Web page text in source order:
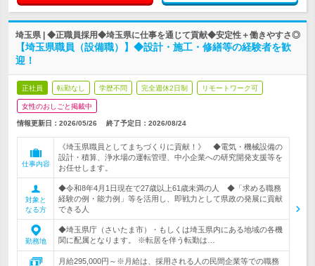
埼玉県 | ◆正職員採用◆埼玉県に仕事を通じて貢献◆安定性＋働きやすさ◎
【埼玉県職員（設備職）】◆設計・施工・修繕等の経験者を歓
迎！
正社員 転勤なし 学歴不問 完全週休2日制 リモートワーク可
女性のおしごと掲載中
情報更新日：2026/05/26 終了予定日： 2026/08/24
仕事内容
《埼玉県職員としてまちづくりに貢献！》 ◆電気・機械設備の
設計・積算、浄水場の運転管理、中小企業への研究開発支援等を
お任せします。
対象と
なる方
◆令和8年4月1日現在で27歳以上61歳未満の人 ◆「求める職務
経験の例・能力例」等を活用し、即戦力として県政の発展に貢献
できる人
勤務地
◆埼玉県庁（さいたま市）・もしくは埼玉県内にある地域の各機
関に配属となります。 ※転居を伴う転勤は…
月給295,000円～※月給は、採用される人の民間企業等での職務